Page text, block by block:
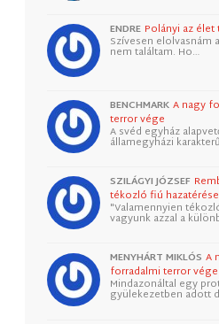
ENDRE Polányi az élet
Szívesen elolvasnám
nem találtam. Ho…
BENCHMARK A nagy
terror vége
A svéd egyház
államegyházi
SZILÁGYI JÓZSEF
tékozló fiú hazatérése
"Valamennyien
vagyunk azzal a
MENYHÁRT MIKLÓS A
forradalmi terror vége
Mindazonáltal egy
gyülekezetben adott